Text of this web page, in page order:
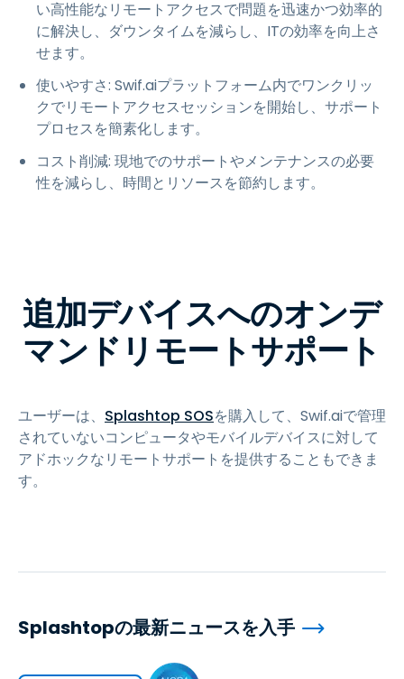
い高性能なリモートアクセスで問題を迅速かつ効率的
に解決し、ダウンタイムを減らし、ITの効率を向上さ
せます。
使いやすさ: Swif.aiプラットフォーム内でワンクリッ
クでリモートアクセスセッションを開始し、サポート
プロセスを簡素化します。
コスト削減: 現地でのサポートやメンテナンスの必要
性を減らし、時間とリソースを節約します。
追加デバイスへのオンデ
マンドリモートサポート
ユーザーは、 Splashtop SOSを購入して、Swif.aiで管理
されていないコンピュータやモバイルデバイスに対して
アドホックなリモートサポートを提供することもできま
す。
Splashtopの最新ニュースを入手